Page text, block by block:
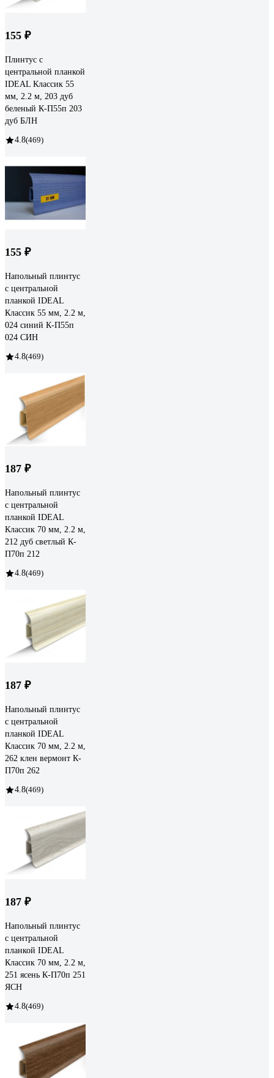
155 ₽
Плинтус с
центральной планкой
IDEAL Классик 55
мм, 2.2 м, 203 дуб
беленый К-П55п 203
дуб БЛН
4.8(469)
155 ₽
Напольный плинтус
с центральной
планкой IDEAL
Классик 55 мм, 2.2 м,
024 синий К-П55п
024 СИН
4.8(469)
187 ₽
Напольный плинтус
с центральной
планкой IDEAL
Классик 70 мм, 2.2 м,
212 дуб светлый К-
П70п 212
4.8(469)
187 ₽
Напольный плинтус
с центральной
планкой IDEAL
Классик 70 мм, 2.2 м,
262 клен вермонт К-
П70п 262
4.8(469)
187 ₽
Напольный плинтус
с центральной
планкой IDEAL
Классик 70 мм, 2.2 м,
251 ясень К-П70п 251
ЯСН
4.8(469)